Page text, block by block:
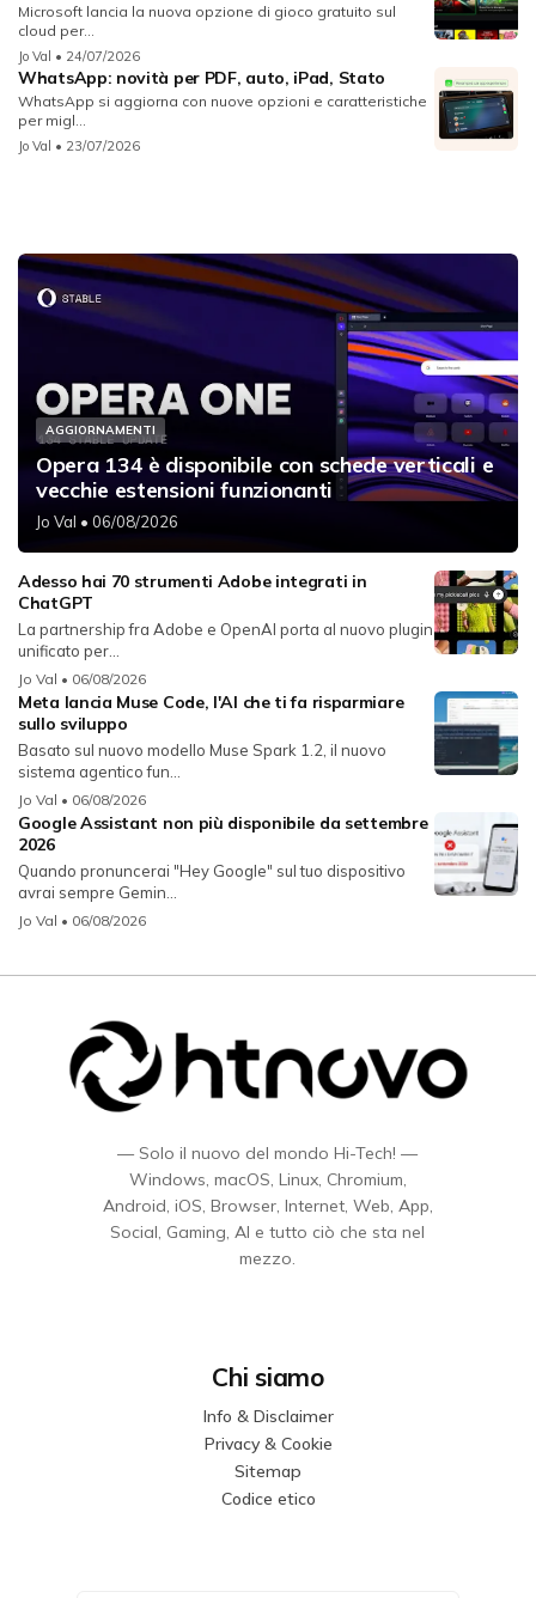
Microsoft lancia la nuova opzione di gioco gratuito sul
cloud per...
Jo Val • 24/07/2026
WhatsApp: novità per PDF, auto, iPad, Stato
WhatsApp si aggiorna con nuove opzioni e caratteristiche
per migl...
Jo Val • 23/07/2026
AGGIORNAMENTI
Opera 134 è disponibile con schede verticali e
vecchie estensioni funzionanti
Jo Val • 06/08/2026
Adesso hai 70 strumenti Adobe integrati in
ChatGPT
La partnership fra Adobe e OpenAI porta al nuovo plugin
unificato per...
Jo Val • 06/08/2026
Meta lancia Muse Code, l'AI che ti fa risparmiare
sullo sviluppo
Basato sul nuovo modello Muse Spark 1.2, il nuovo
sistema agentico fun...
Jo Val • 06/08/2026
Google Assistant non più disponibile da settembre
2026
Quando pronuncerai "Hey Google" sul tuo dispositivo
avrai sempre Gemin...
Jo Val • 06/08/2026
— Solo il nuovo del mondo Hi-Tech! —
Windows, macOS, Linux, Chromium,
Android, iOS, Browser, Internet, Web, App,
Social, Gaming, AI e tutto ciò che sta nel
mezzo.
Chi siamo
Info & Disclaimer
Privacy & Cookie
Sitemap
Codice etico